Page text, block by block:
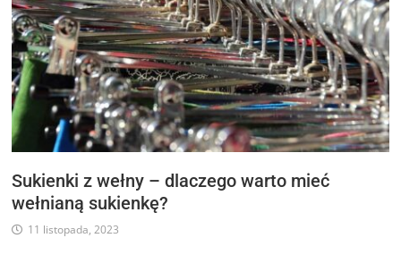
Sukienki z wełny – dlaczego warto mieć
wełnianą sukienkę?
11 listopada, 2023